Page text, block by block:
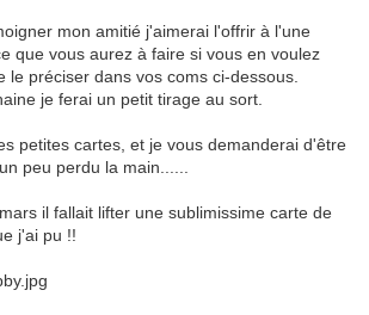
mon amitié j'aimerai l'offrir à l'une
que vous aurez à faire si vous en voulez
le préciser dans vos coms ci-dessous.
je ferai un petit tirage au sort.
petites cartes, et je vous demanderai d'être
peu perdu la main......
il fallait lifter une sublimissime carte de
j'ai pu !!